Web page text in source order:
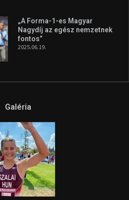
„A Forma-1-es Magyar
Nagydíj az egész nemzetnek
fontos”
2025.06.19.
Galéria